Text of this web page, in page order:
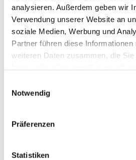
analysieren. Außerdem geben wir
Verwendung unserer Website an
soziale Medien, Werbung und
Partner führen diese
weiteren Daten zusammen, die
Notwendig
Präferenzen
Statistiken
diese wertvolle Zeit mit euch